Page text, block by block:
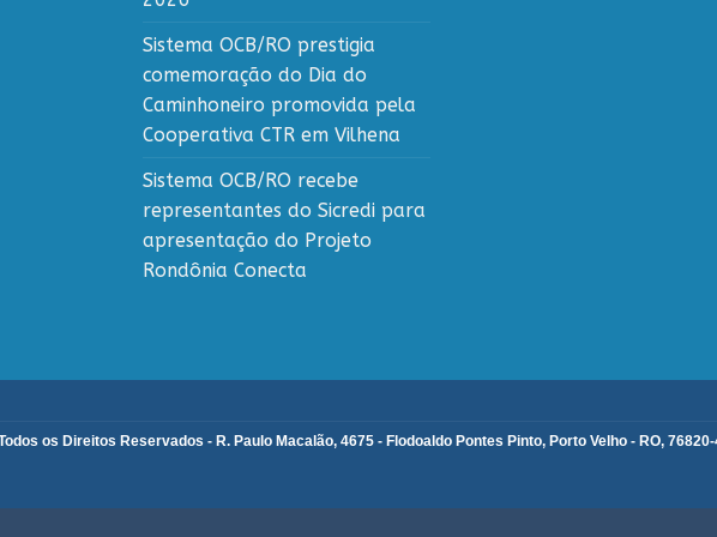
Sistema OCB/RO prestigia
comemoração do Dia do
Caminhoneiro promovida pela
Cooperativa CTR em Vilhena
Sistema OCB/RO recebe
representantes do Sicredi para
apresentação do Projeto
Rondônia Conecta
os Direitos Reservados - R. Paulo Macalão, 4675 - Flodoaldo Pontes Pinto, Porto Velho - RO,